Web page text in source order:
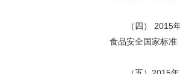
（四） 2015年4
食品安全国家标准